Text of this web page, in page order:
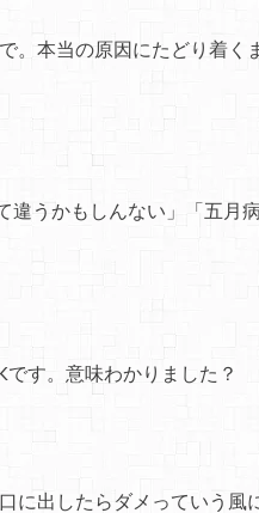
。本当の原因にたどり着く
違うかもしんない」「五月
す。意味わかりました？
に出したらダメっていう風